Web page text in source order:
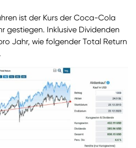
ist der Kurs der Coca-Cola
gestiegen. Inklusive Dividenden
Jahr, wie folgender Total Return